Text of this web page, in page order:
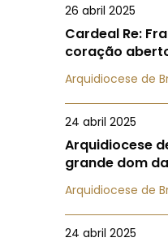
26 abril 2025
Cardeal Re:
coração
Arquidiocese de
24 abril 2025
Arquidiocese
grande dom
Arquidiocese de
24 abril 2025